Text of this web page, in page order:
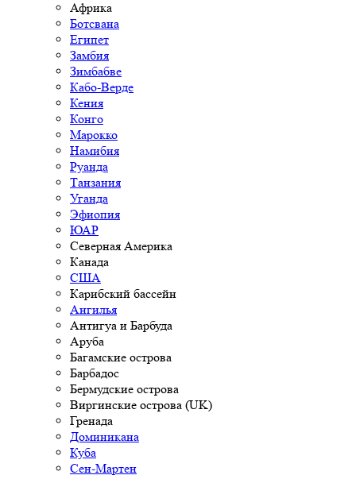
Африка
Ботсвана
Египет
Замбия
Зимбабве
Кабо-Верде
Кения
Конго
Марокко
Намибия
Руанда
Танзания
Уганда
Эфиопия
ЮАР
Северная Америка
Канада
США
Карибский бассейн
Ангилья
Антигуа и Барбуда
Аруба
Багамские острова
Барбадос
Бермудские острова
Виргинские острова (UK)
Гренада
Доминикана
Куба
Сен-Мартен